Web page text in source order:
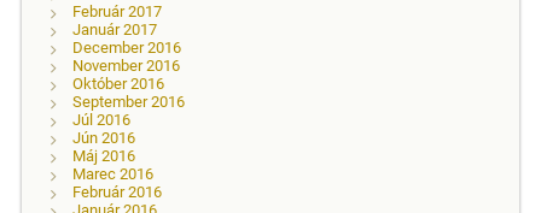
Február 2017
Január 2017
December 2016
November 2016
Október 2016
September 2016
Júl 2016
Jún 2016
Máj 2016
Marec 2016
Február 2016